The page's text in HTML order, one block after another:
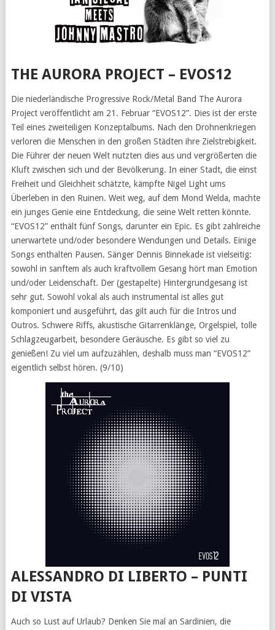
THE AURORA PROJECT – EVOS12
Die niederländische Progressive Rock/Metal Band The Aurora
Project veröffentlicht am 21. Februar “EVOS12”. Dies ist der erste
Teil eines zweiteiligen Konzeptalbums. Nach den Drohnenkriegen
verloren die Menschen in den großen Städten ihre Zielstrebigkeit.
Die Führer der neuen Welt nutzten dies aus und vergrößerten die
Kluft zwischen sich und der Bevölkerung. In einer Stadt, die einst
Freiheit und Gleichheit schätzte, kämpfte Nigel Light ums
Überleben in den Ruinen. Weit weg, auf dem Mond Welda, machte
ein junges Genie eine Entdeckung, die seine Welt retten könnte.
“EVOS12” enthält fünf Songs, darunter ein Epic. Es gibt zahlreiche
unerwartete und/oder besondere Wendungen und Details. Einige
Songs enthalten Pausen. Sänger Dennis Binnekade ist vielseitig:
sowohl in sanftem als auch kraftvollem Gesang hört man Emotion
und/oder Leidenschaft. Der (gestapelte) Hintergrundgesang ist
sehr gut. Sowohl vokal als auch instrumental ist alles gut
komponiert und ausgeführt, das gilt auch für die Intros und
Outros. Schwere Riffs, akustische Gitarrenklänge, Orgelspiel, tolle
Schlagzeugarbeit, besondere Geräusche. Es gibt so viel zu
genießen! Zu viel um aufzuzählen, deshalb muss man “EVOS12”
eigentlich selbst hören. (9/10)
ALESSANDRO DI LIBERTO – PUNTI
DI VISTA
Auch so Lust auf Urlaub? Denken Sie mal an Sardinien, die